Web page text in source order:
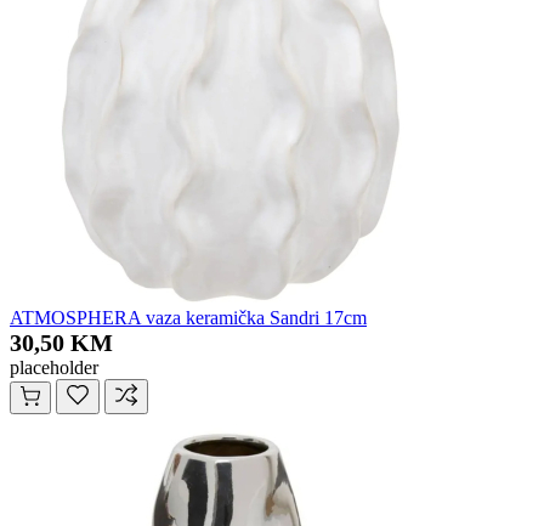
ATMOSPHERA vaza keramička Sandri 17cm
30,50 KM
placeholder